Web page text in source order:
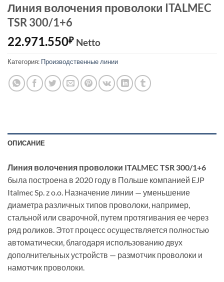
Линия волочения проволоки ITALMEC
TSR 300/1+6
22.971.550₽ Netto
Категория: Производственные линии
ОПИСАНИЕ
Линия волочения проволоки ITALMEC TSR 300/1+6
была построена в 2020 году в Польше компанией EJP
Italmec Sp. z o.o. Назначение линии — уменьшение
диаметра различных типов проволоки, например,
стальной или сварочной, путем протягивания ее через
ряд роликов. Этот процесс осуществляется полностью
автоматически, благодаря использованию двух
дополнительных устройств — размотчик проволоки и
намотчик проволоки.